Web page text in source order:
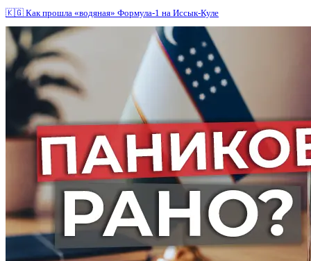
🇰🇬 Как прошла «водяная» Формула-1 на Иссык-Куле